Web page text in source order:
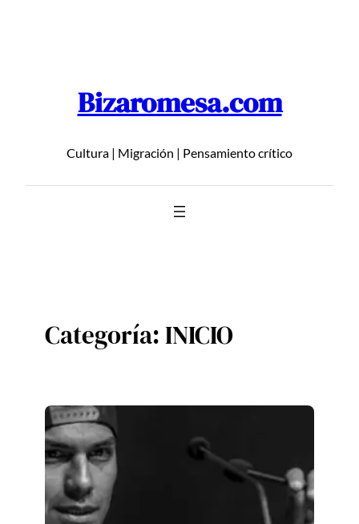
Bizaromesa.com
Cultura | Migración | Pensamiento crítico
Categoría:INICIO